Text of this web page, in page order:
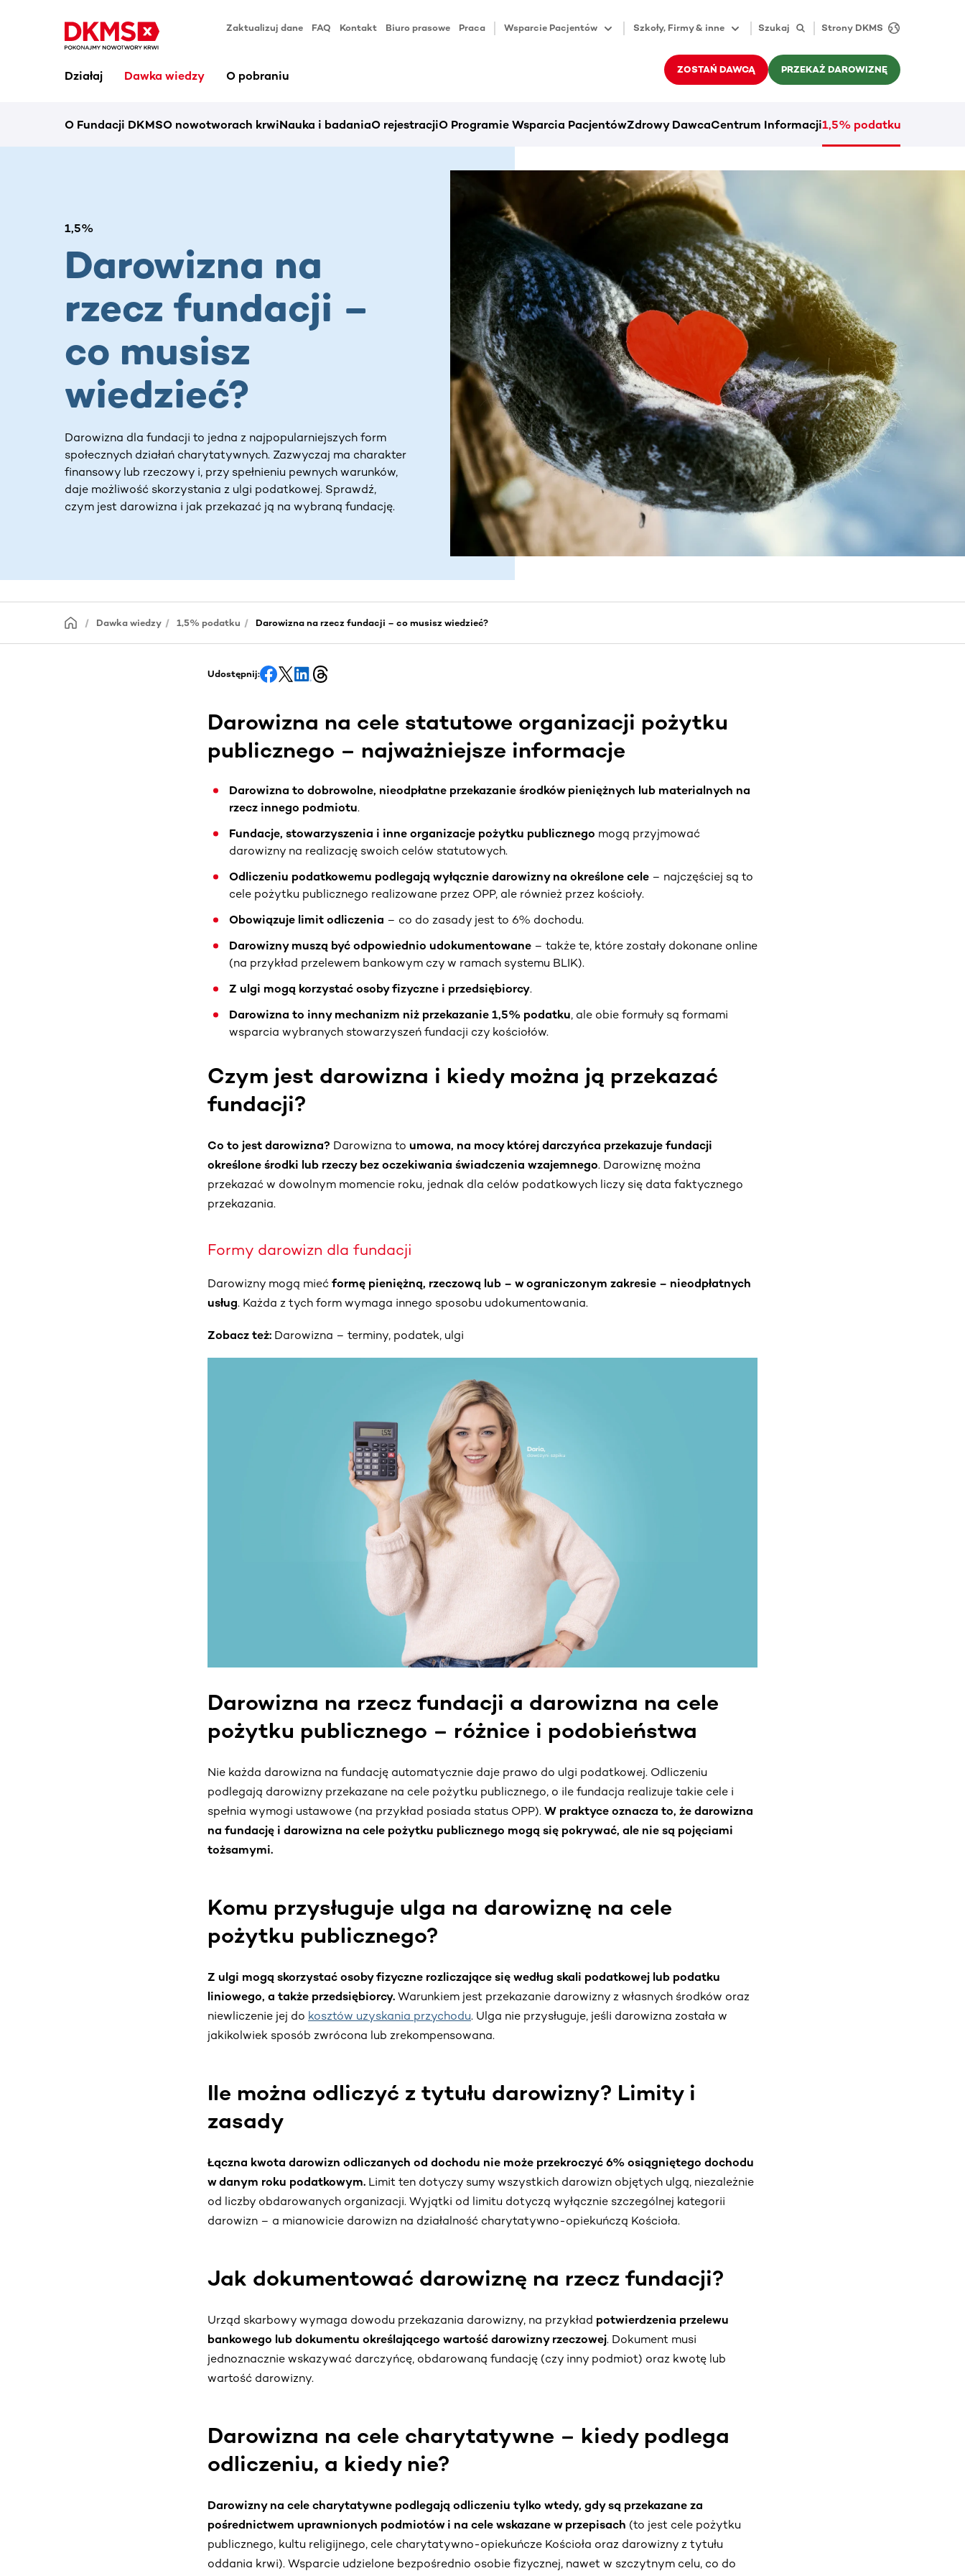
Zaktualizuj dane FAQ Kontakt Biuro prasowe Praca Wsparcie Pacjentów Szkoły, Firmy & inne Szukaj Strony DKMS
Działaj Dawka wiedzy O pobraniu ZOSTAŃ DAWCĄ PRZEKAŻ DAROWIZNĘ
O Fundacji DKMSO nowotworach krwiNauka i badaniaO rejestracjiO Programie Wsparcia PacjentówZdrowy DawcaCentrum Informacji1,5% podatku
1,5%
Darowizna na
rzecz fundacji –
co musisz
wiedzieć?
Darowizna dla fundacji to jedna z najpopularniejszych form
społecznych działań charytatywnych. Zazwyczaj ma charakter
finansowy lub rzeczowy i, przy spełnieniu pewnych warunków,
daje możliwość skorzystania z ulgi podatkowej. Sprawdź,
czym jest darowizna i jak przekazać ją na wybraną fundację.
Dawka wiedzy 1,5% podatku Darowizna na rzecz fundacji – co musisz wiedzieć?
Udostępnij:
Darowizna na cele statutowe organizacji pożytku
publicznego – najważniejsze informacje
Darowizna to dobrowolne, nieodpłatne przekazanie środków pieniężnych lub materialnych na
rzecz innego podmiotu.
Fundacje, stowarzyszenia i inne organizacje pożytku publicznego mogą przyjmować
darowizny na realizację swoich celów statutowych.
Odliczeniu podatkowemu podlegają wyłącznie darowizny na określone cele – najczęściej są to
cele pożytku publicznego realizowane przez OPP, ale również przez kościoły.
Obowiązuje limit odliczenia – co do zasady jest to 6% dochodu.
Darowizny muszą być odpowiednio udokumentowane – także te, które zostały dokonane online
(na przykład przelewem bankowym czy w ramach systemu BLIK).
Z ulgi mogą korzystać osoby fizyczne i przedsiębiorcy.
Darowizna to inny mechanizm niż przekazanie 1,5% podatku, ale obie formuły są formami
wsparcia wybranych stowarzyszeń fundacji czy kościołów.
Czym jest darowizna i kiedy można ją przekazać
fundacji?
Co to jest darowizna? Darowizna to umowa, na mocy której darczyńca przekazuje fundacji
określone środki lub rzeczy bez oczekiwania świadczenia wzajemnego. Darowiznę można
przekazać w dowolnym momencie roku, jednak dla celów podatkowych liczy się data faktycznego
przekazania.
Formy darowizn dla fundacji
Darowizny mogą mieć formę pieniężną, rzeczową lub – w ograniczonym zakresie – nieodpłatnych
usług. Każda z tych form wymaga innego sposobu udokumentowania.
Zobacz też: Darowizna – terminy, podatek, ulgi
Darowizna na rzecz fundacji a darowizna na cele
pożytku publicznego – różnice i podobieństwa
Nie każda darowizna na fundację automatycznie daje prawo do ulgi podatkowej. Odliczeniu
podlegają darowizny przekazane na cele pożytku publicznego, o ile fundacja realizuje takie cele i
spełnia wymogi ustawowe (na przykład posiada status OPP). W praktyce oznacza to, że darowizna
na fundację i darowizna na cele pożytku publicznego mogą się pokrywać, ale nie są pojęciami
tożsamymi.
Komu przysługuje ulga na darowiznę na cele
pożytku publicznego?
Z ulgi mogą skorzystać osoby fizyczne rozliczające się według skali podatkowej lub podatku
liniowego, a także przedsiębiorcy. Warunkiem jest przekazanie darowizny z własnych środków oraz
niewliczenie jej do kosztów uzyskania przychodu. Ulga nie przysługuje, jeśli darowizna została w
jakikolwiek sposób zwrócona lub zrekompensowana.
Ile można odliczyć z tytułu darowizny? Limity i
zasady
Łączna kwota darowizn odliczanych od dochodu nie może przekroczyć 6% osiągniętego dochodu
w danym roku podatkowym. Limit ten dotyczy sumy wszystkich darowizn objętych ulgą, niezależnie
od liczby obdarowanych organizacji. Wyjątki od limitu dotyczą wyłącznie szczególnej kategorii
darowizn – a mianowicie darowizn na działalność charytatywno-opiekuńczą Kościoła.
Jak dokumentować darowiznę na rzecz fundacji?
Urząd skarbowy wymaga dowodu przekazania darowizny, na przykład potwierdzenia przelewu
bankowego lub dokumentu określającego wartość darowizny rzeczowej. Dokument musi
jednoznacznie wskazywać darczyńcę, obdarowaną fundację (czy inny podmiot) oraz kwotę lub
wartość darowizny.
Darowizna na cele charytatywne – kiedy podlega
odliczeniu, a kiedy nie?
Darowizny na cele charytatywne podlegają odliczeniu tylko wtedy, gdy są przekazane za
pośrednictwem uprawnionych podmiotów i na cele wskazane w przepisach (to jest cele pożytku
publicznego, kultu religijnego, cele charytatywno-opiekuńcze Kościoła oraz darowizny z tytułu
oddania krwi). Wsparcie udzielone bezpośrednio osobie fizycznej, nawet w szczytnym celu, co do